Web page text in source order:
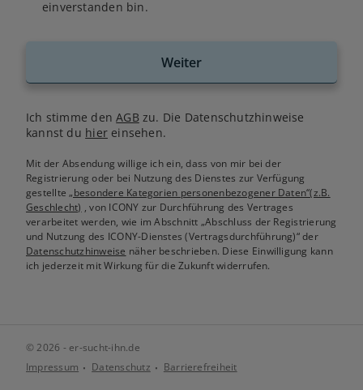
einverstanden bin.
Weiter
Ich stimme denAGB zu. Die Datenschutzhinweise
kannst du hiereinsehen.
Mit der Absendung willige ich ein, dass von mir bei der
Registrierung oder bei Nutzung des Dienstes zur Verfügung
gestellte„besondere Kategorien personenbezogener Daten“(z.B.
Geschlecht) , von ICONY zur Durchführung des Vertrages
verarbeitet werden, wie im Abschnitt „Abschluss der Registrierung
und Nutzung des ICONY-Dienstes (Vertragsdurchführung)“ der
Datenschutzhinweise näher beschrieben. Diese Einwilligung kann
ich jederzeit mit Wirkung für die Zukunft widerrufen.
© 2026 - er-sucht-ihn.de
Impressum
Datenschutz Barrierefreiheit